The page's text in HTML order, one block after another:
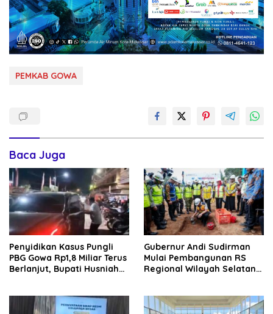
PEMKAB GOWA
Baca Juga
Penyidikan Kasus Pungli
PBG Gowa Rp1,8 Miliar Terus
Berlanjut, Bupati Husniah
Gubernur Andi Sudirman
Mulai Pembangunan RS
Regional Wilayah Selatan